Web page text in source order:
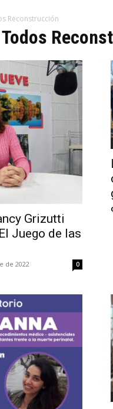
Reconstrucción
Grizutti
Juego de las
de 2022 0